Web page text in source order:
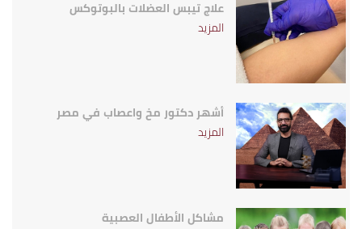
علاج تيبس العضلات بالبوتوكس
المزيد
أشهر دكتور مخ واعصاب في مصر
المزيد
مشاكل الأطفال العصبية